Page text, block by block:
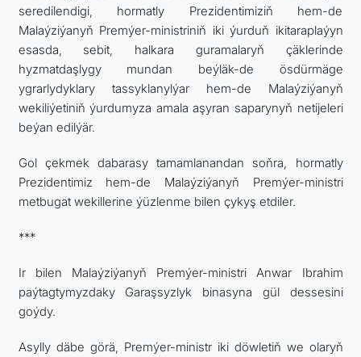
seredilendigi, hormatly Prezidentimiziň hem-de
Malaýziýanyň Premýer-ministriniň iki ýurduň ikitaraplaýyn
esasda, sebit, halkara guramalaryň çäklerinde
hyzmatdaşlygy mundan beýläk-de ösdürmäge
ygrarlydyklary tassyklanylýar hem-de Malaýziýanyň
wekiliýetiniň ýurdumyza amala aşyran saparynyň netijeleri
beýan edilýär.
Gol çekmek dabarasy tamamlanandan soňra, hormatly
Prezidentimiz hem-de Malaýziýanyň Premýer-ministri
metbugat wekillerine ýüzlenme bilen çykyş etdiler.
***
Ir bilen Malaýziýanyň Premýer-ministri Anwar Ibrahim
paýtagtymyzdaky Garaşsyzlyk binasyna gül dessesini
goýdy.
Asylly däbe görä, Premýer-ministr iki döwletiň we olaryň